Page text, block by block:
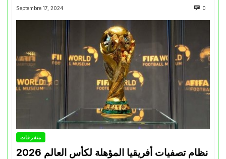
Septembre 17, 2024 0
متفرقات
نظام تصفيات أفريقيا المؤهلة لكأس العالم 2026